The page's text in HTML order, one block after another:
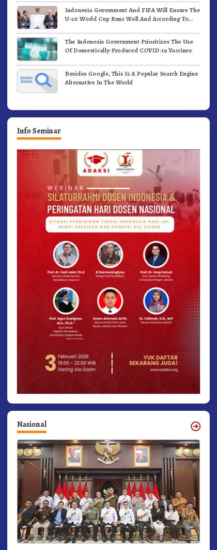
Indonesia Government And FIFA Will Ensure The
U-20 World Cup Runs Well And According To
The Indonesia Government Prioritizes The Use
Of Domestically-Produced COVID-19 Vaccines
Besides Google, This Is A Popular Search Engine
Alternative In The World
Info Seminar
Nasional